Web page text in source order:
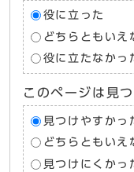
役に立った
どちらともいえ
役に立たなかっ
このページは見
見つけやすかっ
どちらともいえ
見つけにくかっ